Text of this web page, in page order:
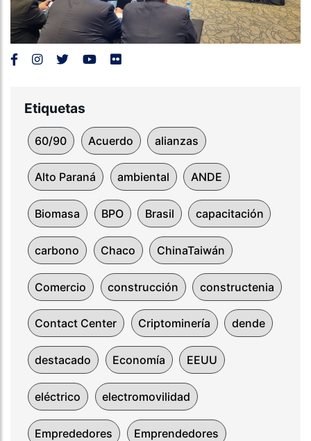
Etiquetas
60/90 Acuerdo alianzas
Alto Paraná ambiental ANDE
Biomasa BPO Brasil capacitación
carbono Chaco ChinaTaiwán
Comercio construcción constructenia
Contact Center Criptominería dende
destacado Economía EEUU
eléctrico electromovilidad
Emprededores Emprendedores